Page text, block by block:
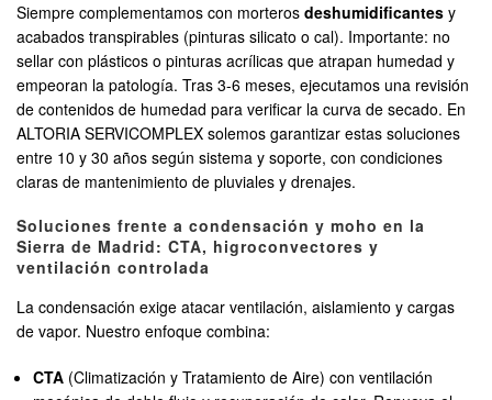
Siempre complementamos con morteros deshumidificantes y
acabados transpirables (pinturas silicato o cal). Importante: no
sellar con plásticos o pinturas acrílicas que atrapan humedad y
empeoran la patología. Tras 3-6 meses, ejecutamos una revisión
de contenidos de humedad para verificar la curva de secado. En
ALTORIA SERVICOMPLEX solemos garantizar estas soluciones
entre 10 y 30 años según sistema y soporte, con condiciones
claras de mantenimiento de pluviales y drenajes.
Soluciones frente a condensación y moho en la
Sierra de Madrid: CTA, higroconvectores y
ventilación controlada
La condensación exige atacar ventilación, aislamiento y cargas
de vapor. Nuestro enfoque combina:
CTA (Climatización y Tratamiento de Aire) con ventilación